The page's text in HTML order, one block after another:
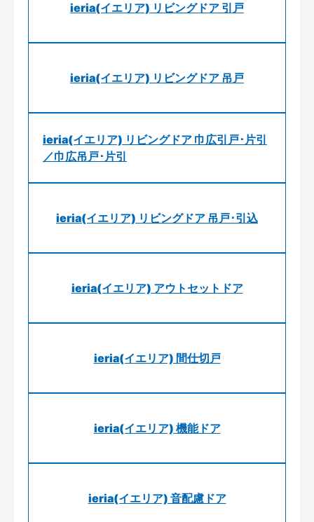
ieria(イエリア) リビングドア 引戸
ieria(イエリア) リビングドア 吊戸
ieria(イエリア) リビングドア 巾広引戸･片引
／巾広吊戸･片引
ieria(イエリア) リビングドア 吊戸･引込
ieria(イエリア) アウトセットドア
ieria(イエリア) 間仕切戸
ieria(イエリア) 機能ドア
ieria(イエリア) 音配慮ドア